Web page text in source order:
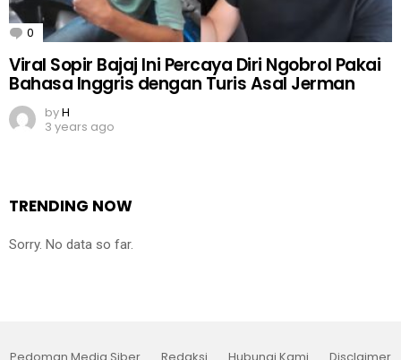
0 Comments
Viral Sopir Bajaj Ini Percaya Diri Ngobrol Pakai
Bahasa Inggris dengan Turis Asal Jerman
byH
3 years ago
TRENDING NOW
Sorry. No data so far.